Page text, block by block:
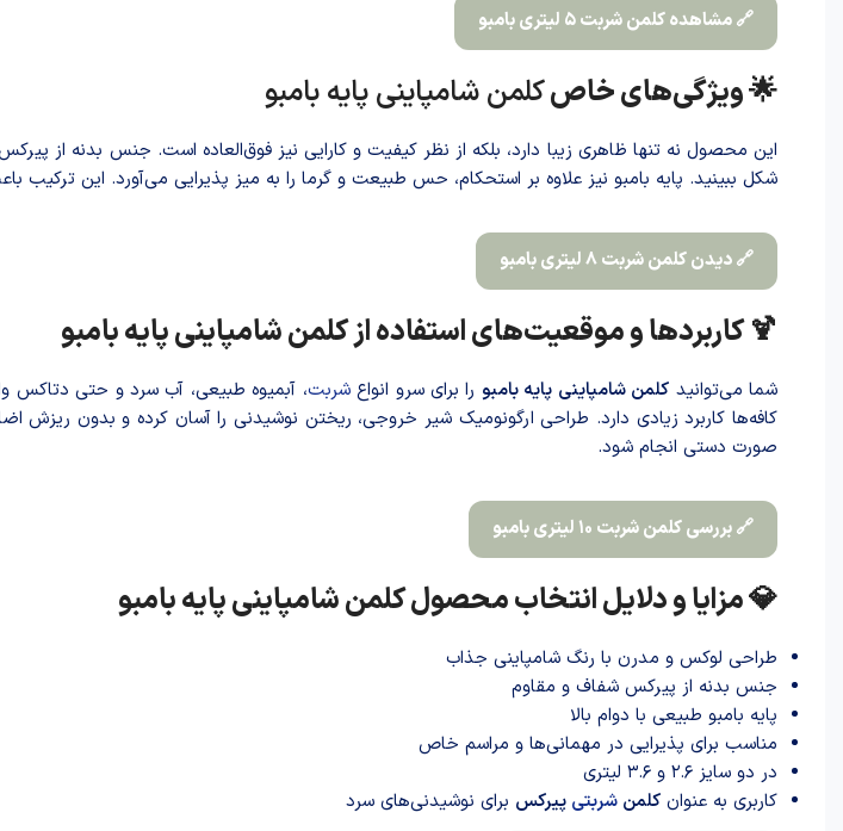
🔗 مشاهده کلمن شربت ۵ لیتری بامبو
🌟 ویژگی‌های خاصکلمن شامپاینی پایه بامبو
این محصول نه تنها ظاهری زیبا دارد، بلکه از نظر کیفیت و کارایی نیز فوق‌العاده است. جنس بدنه از
شکل ببینید. پایه بامبو نیز علاوه بر استحکام، حس طبیعت و گرما را به میز پذیرایی می‌آورد. این ترکیب
🔗 دیدن کلمن شربت ۸ لیتری بامبو
🍹 کاربردها و موقعیت‌های استفاده از کلمن شامپاینی پایه بامبو
شما می‌توانید کلمن شامپاینی پایه بامبو را برای سرو انواعشربت، آبمیوه طبیعی، آب سرد و حتی دتاکس
کافه‌ها کاربرد زیادی دارد. طراحی ارگونومیک شیر خروجی، ریختن نوشیدنی را آسان کرده و بدون ریزش
صورت دستی انجام شود.
🔗 بررسی کلمن شربت ۱۰ لیتری بامبو
💎 مزایا و دلایل انتخاب محصول کلمن شامپاینی پایه بامبو
طراحی لوکس و مدرن با رنگ شامپاینی جذاب
جنس بدنه از پیرکس شفاف و مقاوم
پایه بامبو طبیعی با دوام بالا
مناسب برای پذیرایی در مهمانی‌ها و مراسم خاص
در دو سایز ۲.۶ و ۳.۶ لیتری
کاربری به عنوان کلمن شربتی پیرکس برای نوشیدنی‌های سرد